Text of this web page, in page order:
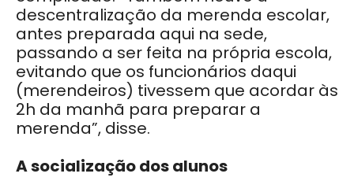
descentralização da merenda escolar,
antes preparada aqui na sede,
passando a ser feita na própria escola,
evitando que os funcionários daqui
(merendeiros) tivessem que acordar às
2h da manhã para preparar a
merenda”, disse.
A socialização dos alunos